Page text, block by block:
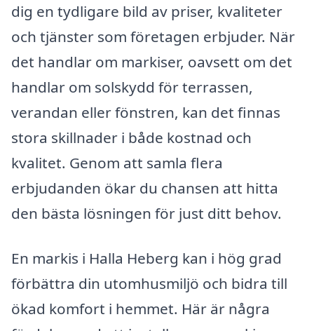
dig en tydligare bild av priser, kvaliteter
och tjänster som företagen erbjuder. När
det handlar om markiser, oavsett om det
handlar om solskydd för terrassen,
verandan eller fönstren, kan det finnas
stora skillnader i både kostnad och
kvalitet. Genom att samla flera
erbjudanden ökar du chansen att hitta
den bästa lösningen för just ditt behov.
En markis i Halla Heberg kan i hög grad
förbättra din utomhusmiljö och bidra till
ökad komfort i hemmet. Här är några